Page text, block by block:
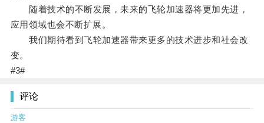
随着技术的不断发展，未来的飞轮加速器将更加先进，
应用领域也会不断扩展。
我们期待看到飞轮加速器带来更多的技术进步和社会改
变。
#3#
评论
游客